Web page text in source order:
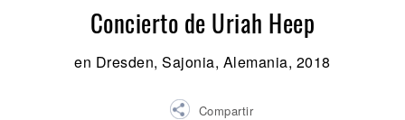
Concierto de Uriah Heep
en Dresden, Sajonia, Alemania, 2018
Compartir